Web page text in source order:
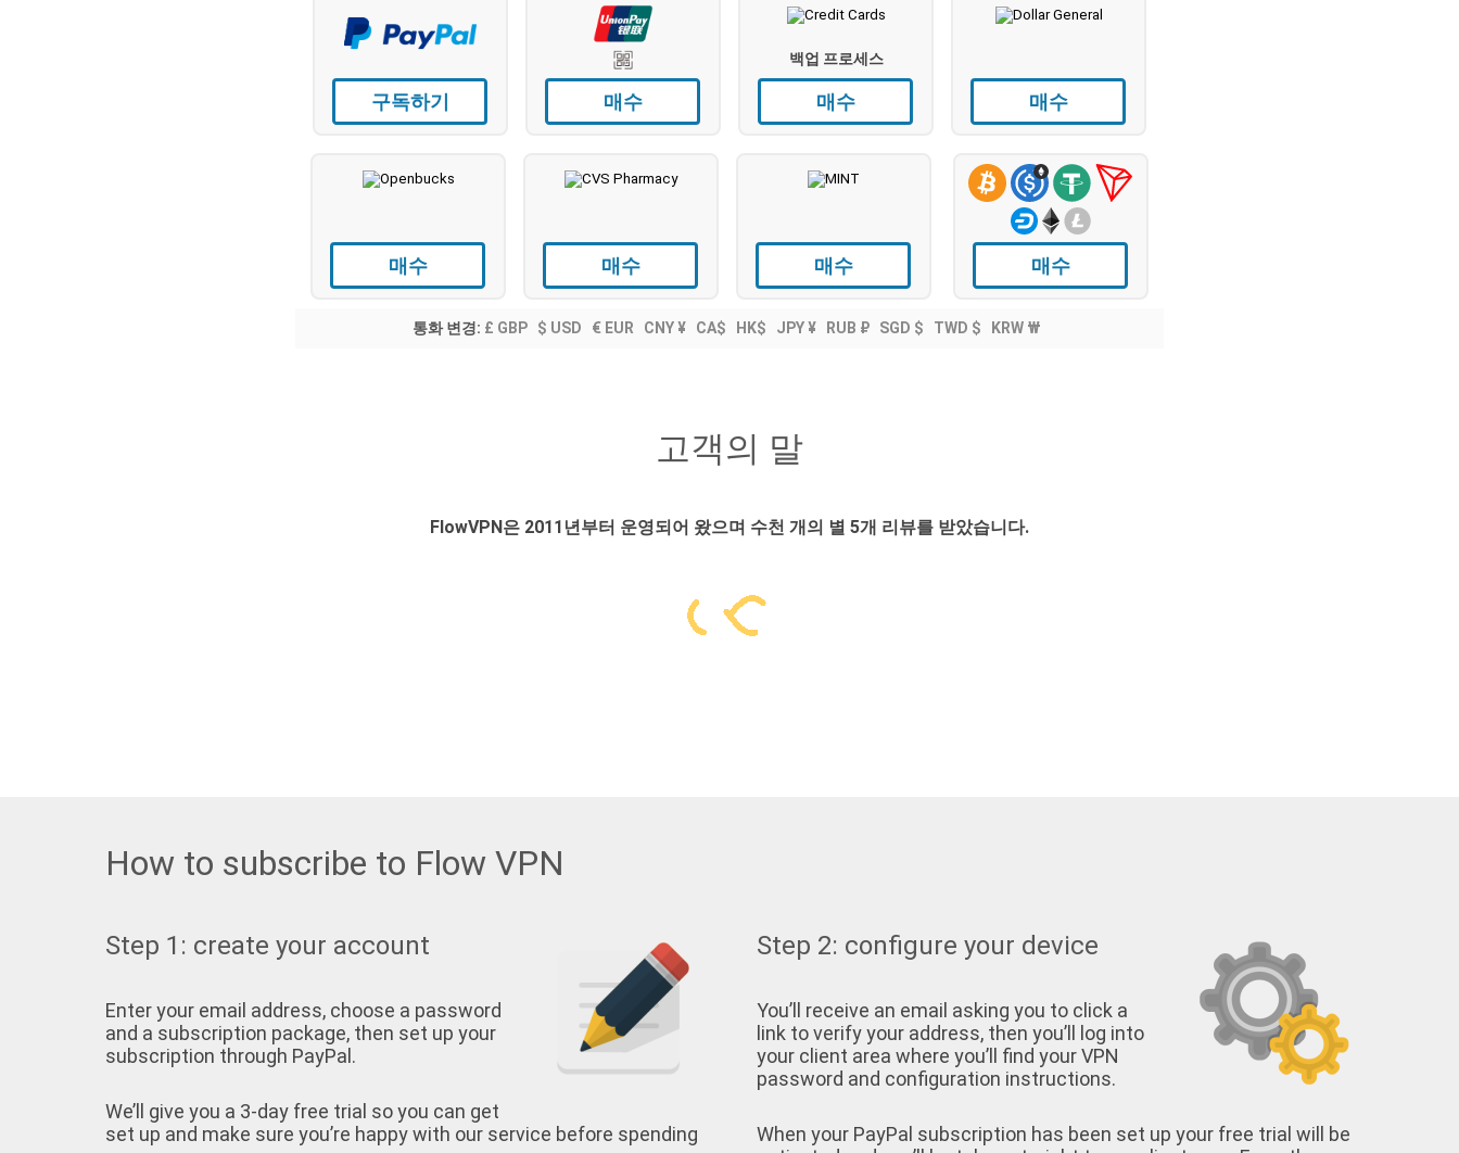
구독하기 매수
백업 프로세스
매수 매수
매수 매수 매수 매수
통화 변경: £ GBP $ USD € EUR CNY ¥ CA$ HK$ JPY ¥ RUB ₽ SGD $ TWD $ KRW ₩
고객의 말
FlowVPN은 2011년부터 운영되어 왔으며 수천 개의 별 5개 리뷰를 받았습니다.
How to subscribe to Flow VPN
Step 1: create your account
Enter your email address, choose a password
and a subscription package, then set up your
subscription through PayPal.
We’ll give you a 3-day free trial so you can get
set up and make sure you’re happy with our service before spending
Step 2: configure your device
You’ll receive an email asking you to click a
link to verify your address, then you’ll log into
your client area where you’ll find your VPN
password and configuration instructions.
When your PayPal subscription has been set up your free trial will be